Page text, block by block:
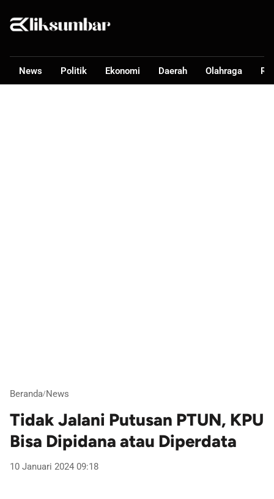
News Politik Ekonomi Daerah Olahraga
Beranda/News
Tidak Jalani Putusan PTUN, KPU
Bisa Dipidana atau Diperdata
10 Januari 2024 09:18